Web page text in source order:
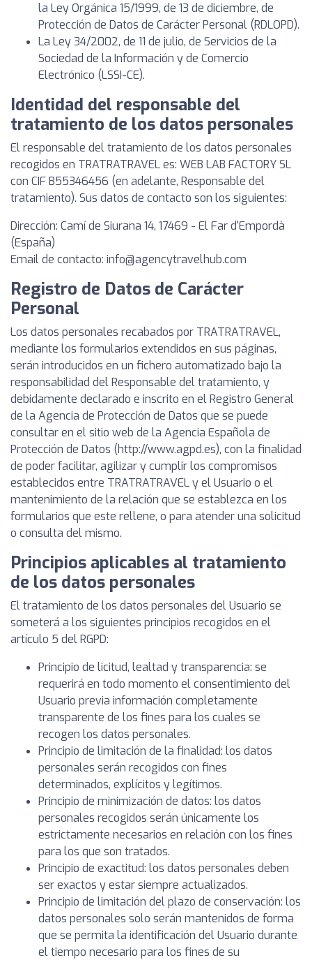
la Ley Orgánica 15/1999, de 13 de diciembre, de
Protección de Datos de Carácter Personal (RDLOPD).
La Ley 34/2002, de 11 de julio, de Servicios de la
Sociedad de la Información y de Comercio
Electrónico (LSSI-CE).
Identidad del responsable del
tratamiento de los datos personales
El responsable del tratamiento de los datos personales
recogidos en TRATRATRAVEL es: WEB LAB FACTORY SL
con CIF B55346456 (en adelante, Responsable del
tratamiento). Sus datos de contacto son los siguientes:
Dirección: Camí de Siurana 14, 17469 - El Far d'Empordà
(España)
Email de contacto: info@agencytravelhub.com
Registro de Datos de Carácter
Personal
Los datos personales recabados por TRATRATRAVEL,
mediante los formularios extendidos en sus páginas,
serán introducidos en un fichero automatizado bajo la
responsabilidad del Responsable del tratamiento, y
debidamente declarado e inscrito en el Registro General
de la Agencia de Protección de Datos que se puede
consultar en el sitio web de la Agencia Española de
Protección de Datos (http://www.agpd.es), con la finalidad
de poder facilitar, agilizar y cumplir los compromisos
establecidos entre TRATRATRAVEL y el Usuario o el
mantenimiento de la relación que se establezca en los
formularios que este rellene, o para atender una solicitud
o consulta del mismo.
Principios aplicables al tratamiento
de los datos personales
El tratamiento de los datos personales del Usuario se
someterá a los siguientes principios recogidos en el
artículo 5 del RGPD:
Principio de licitud, lealtad y transparencia: se
requerirá en todo momento el consentimiento del
Usuario previa información completamente
transparente de los fines para los cuales se
recogen los datos personales.
Principio de limitación de la finalidad: los datos
personales serán recogidos con fines
determinados, explícitos y legítimos.
Principio de minimización de datos: los datos
personales recogidos serán únicamente los
estrictamente necesarios en relación con los fines
para los que son tratados.
Principio de exactitud: los datos personales deben
ser exactos y estar siempre actualizados.
Principio de limitación del plazo de conservación: los
datos personales solo serán mantenidos de forma
que se permita la identificación del Usuario durante
el tiempo necesario para los fines de su